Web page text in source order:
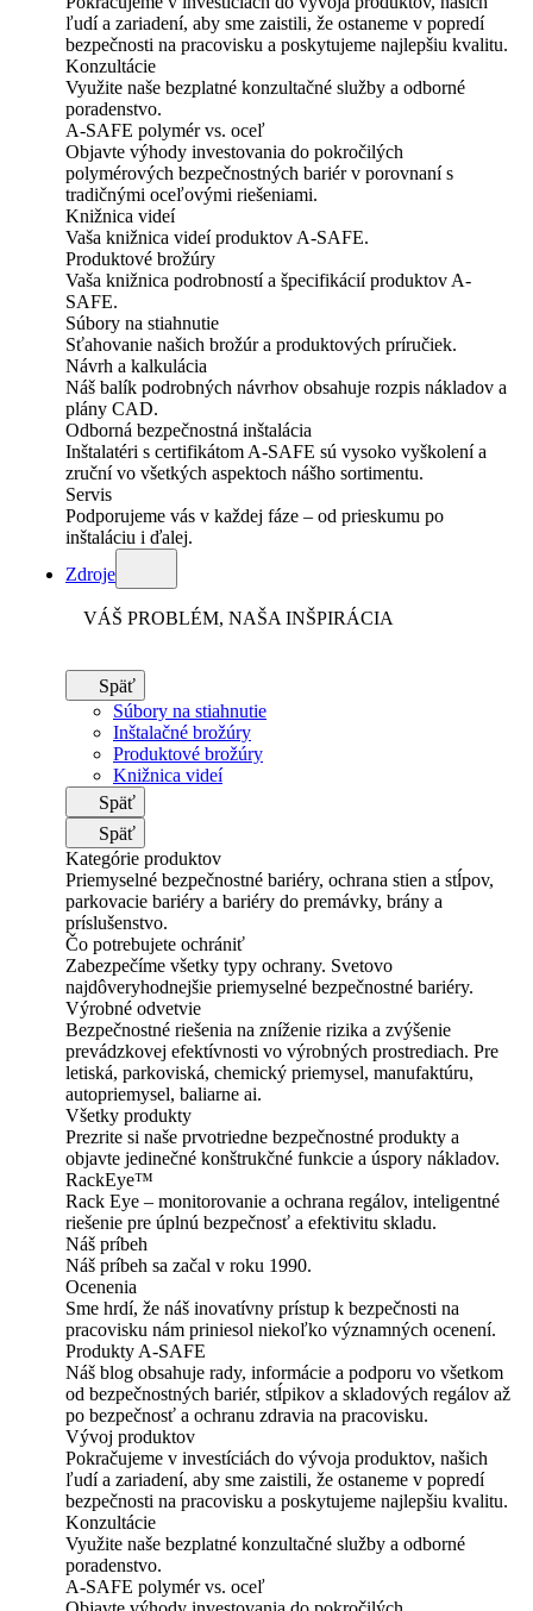
ľudí a zariadení, aby sme zaistili, že ostaneme v popredí
bezpečnosti na pracovisku a poskytujeme najlepšiu kvalitu.
Konzultácie
Využite naše bezplatné konzultačné služby a odborné
poradenstvo.
A-SAFE polymér vs. oceľ
Objavte výhody investovania do pokročilých
polymérových bezpečnostných bariér v porovnaní s
tradičnými oceľovými riešeniami.
Knižnica videí
Vaša knižnica videí produktov A-SAFE.
Produktové brožúry
Vaša knižnica podrobností a špecifikácií produktov A-
SAFE.
Súbory na stiahnutie
Sťahovanie našich brožúr a produktových príručiek.
Návrh a kalkulácia
Náš balík podrobných návrhov obsahuje rozpis nákladov a
plány CAD.
Odborná bezpečnostná inštalácia
Inštalatéri s certifikátom A-SAFE sú vysoko vyškolení a
zruční vo všetkých aspektoch nášho sortimentu.
Servis
Podporujeme vás v každej fáze – od prieskumu po
inštaláciu i ďalej.
Zdroje
VÁŠ PROBLÉM, NAŠA INŠPIRÁCIA
Späť
Súbory na stiahnutie
Inštalačné brožúry
Produktové brožúry
Knižnica videí
Späť
Späť
Kategórie produktov
Priemyselné bezpečnostné bariéry, ochrana stien a stĺpov,
parkovacie bariéry a bariéry do premávky, brány a
príslušenstvo.
Čo potrebujete ochrániť
Zabezpečíme všetky typy ochrany. Svetovo
najdôveryhodnejšie priemyselné bezpečnostné bariéry.
Výrobné odvetvie
Bezpečnostné riešenia na zníženie rizika a zvýšenie
prevádzkovej efektívnosti vo výrobných prostrediach. Pre
letiská, parkoviská, chemický priemysel, manufaktúru,
autopriemysel, baliarne ai.
Všetky produkty
Prezrite si naše prvotriedne bezpečnostné produkty a
objavte jedinečné konštrukčné funkcie a úspory nákladov.
RackEye™
Rack Eye – monitorovanie a ochrana regálov, inteligentné
riešenie pre úplnú bezpečnosť a efektivitu skladu.
Náš príbeh
Náš príbeh sa začal v roku 1990.
Ocenenia
Sme hrdí, že náš inovatívny prístup k bezpečnosti na
pracovisku nám priniesol niekoľko významných ocenení.
Produkty A-SAFE
Náš blog obsahuje rady, informácie a podporu vo všetkom
od bezpečnostných bariér, stĺpikov a skladových regálov až
po bezpečnosť a ochranu zdravia na pracovisku.
Vývoj produktov
Pokračujeme v investíciách do vývoja produktov, našich
ľudí a zariadení, aby sme zaistili, že ostaneme v popredí
bezpečnosti na pracovisku a poskytujeme najlepšiu kvalitu.
Konzultácie
Využite naše bezplatné konzultačné služby a odborné
poradenstvo.
A-SAFE polymér vs. oceľ